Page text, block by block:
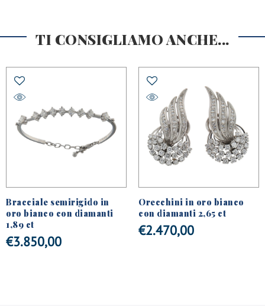
TI CONSIGLIAMO ANCHE...
Bracciale semirigido in
oro bianco con diamanti
1,89 ct
€3.850,00
Orecchini in oro bianco
con diamanti 2,65 ct
€2.470,00